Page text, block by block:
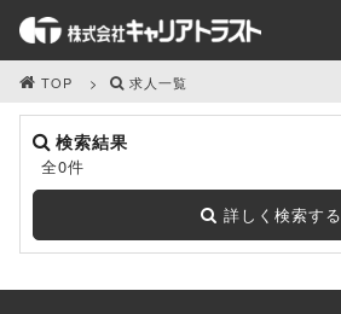
TOP 求人一覧
検索結果
全0件
詳しく検索する